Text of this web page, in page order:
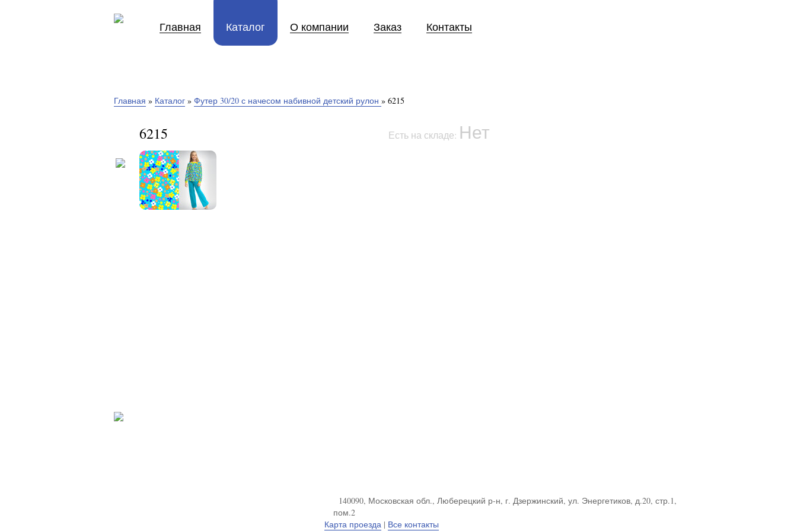
Главная Каталог О компании Заказ Контакты
Главная » Каталог » Футер 30/20 с начесом набивной детский рулон » 6215
Есть на складе: Нет
6215
140090, Московская обл., Люберецкий р-н, г. Дзержинский, ул. Энергетиков, д.20, стр.1,
пом.2
Карта проезда | Все контакты